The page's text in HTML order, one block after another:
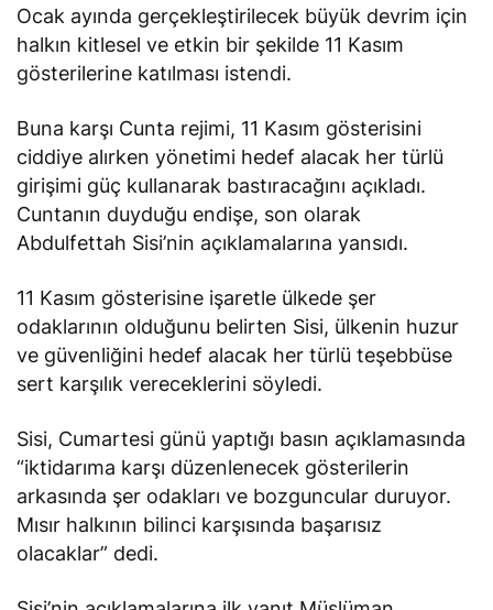
Ocak ayında gerçekleştirilecek büyük devrim için
halkın kitlesel ve etkin bir şekilde 11 Kasım
gösterilerine katılması istendi.
Buna karşı Cunta rejimi, 11 Kasım gösterisini
ciddiye alırken yönetimi hedef alacak her türlü
girişimi güç kullanarak bastıracağını açıkladı.
Cuntanın duyduğu endişe, son olarak
Abdulfettah Sisi’nin açıklamalarına yansıdı.
11 Kasım gösterisine işaretle ülkede şer
odaklarının olduğunu belirten Sisi, ülkenin huzur
ve güvenliğini hedef alacak her türlü teşebbüse
sert karşılık vereceklerini söyledi.
Sisi, Cumartesi günü yaptığı basın açıklamasında
“iktidarıma karşı düzenlenecek gösterilerin
arkasında şer odakları ve bozguncular duruyor.
Mısır halkının bilinci karşısında başarısız
olacaklar” dedi.